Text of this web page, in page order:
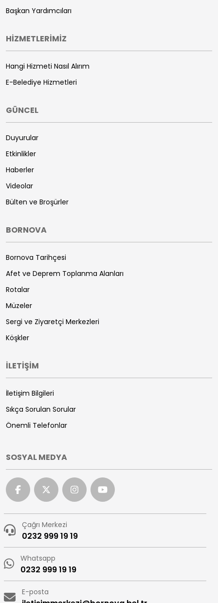
Başkan Yardımcıları
HİZMETLERİMİZ
Hangi Hizmeti Nasıl Alırım
E-Belediye Hizmetleri
GÜNCEL
Duyurular
Etkinlikler
Haberler
Videolar
Bülten ve Broşürler
BORNOVA
Bornova Tarihçesi
Afet ve Deprem Toplanma Alanları
Rotalar
Müzeler
Sergi ve Ziyaretçi Merkezleri
Köşkler
İLETİŞİM
İletişim Bilgileri
Sıkça Sorulan Sorular
Önemli Telefonlar
SOSYAL MEDYA
Çağrı Merkezi
0232 999 19 19
Whatsapp
0232 999 19 19
E-posta